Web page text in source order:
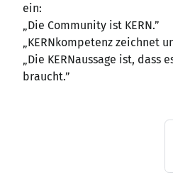
ein:
„Die Community ist KERN.”
„KERNkompetenz zeichnet
„Die KERNaussage ist, dass
braucht.”